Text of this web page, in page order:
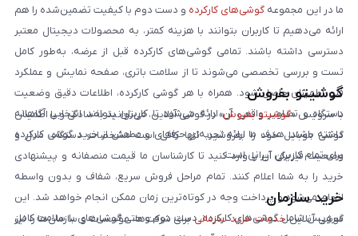
ما در این مجموعه گوشی‌های کارکرده و دست دوم با کیفیت تضمین‌شده را هم
ارائه می‌دهیم تا کاربران بتوانند با هزینه کمتر، به محصولات دیجیتال معتبر
دسترسی داشته باشند. تمامی گوشی‌های کارکرده قبل از عرضه، به‌طور کامل
تست و بررسی تخصصی می‌شوند تا از سلامت باتری، صفحه نمایش و عملکرد
فنی اطمینان حاصل شود. همراه با هر گوشی کارکرده، اطلاعات دقیق وضعیت
دستگاه و تصاویر واقعی آن ارائه می‌شود تا کاربران بتوانند انتخابی آگاهانه
داشته باشند. هدف ما ارائه تجربه‌ای حرفه‌ای و مطمئن از خرید گوشی کارکرده
برای تمام کاربران ایرانی است.
گوشیتو بفروش
با سرویس «گوشیتو بفروش» در گوشی آنلاین، می‌توانید به‌سادگی و با اطمینان
گوشی موبایل خود را بفروشید. تنها کافی است مشخصات دستگاه، مدل و
وضعیت فیزیکی آن را وارد کنید تا کارشناسان ما قیمت منصفانه و پیشنهادی
خرید را به شما اعلام کنند. تمام مراحل فروش سریع، شفاف و بدون واسطه
انجام می‌شود و پرداخت وجه در کوتاه‌ترین زمان ممکن انجام خواهد شد. این
سرویس شامل گوشی‌های کارکرده، دست دوم و حتی گوشی‌های با سلامت کامل
خرید سازمان
گوشی آنلاینخدمات خرید سازمانیبرای شرکت‌ها، مؤسسات و سازمان‌ها را نیز